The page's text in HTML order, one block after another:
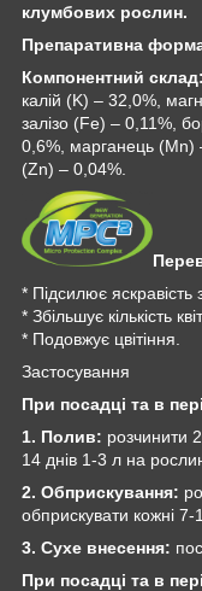
клумбових рослин.
Препаративна
Компонентний склад:
калій (K) – 32,0%,
залізо (Fe) – 0,11%,
0,6%, марганець (Mn)
(Zn) – 0,04%.
* Підсилює яскравість
* Збільшує кількість
* Подовжує цвітіння.
Застосування
При посадці та в
1. Полив: розчинити
14 днів 1-3 л на
2. Обприскування:
обприскувати кожні 7-
3. Сухе внесення:
При посадці та в